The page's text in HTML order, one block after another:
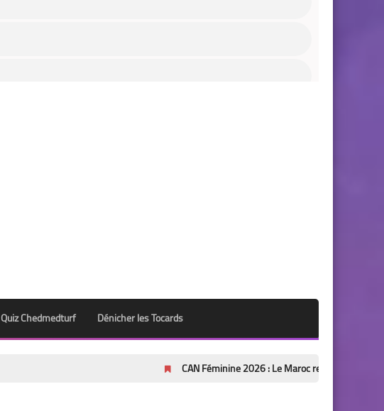
Quiz Chedmedturf Dénicher les Tocards
CAN Féminine 2026 : Le Maroc renverse l'Afrique du Sud